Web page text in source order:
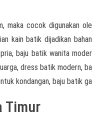
cocok digunakan
kain batik dijadikan
baju batik wanita
dress batik modern,
kondangan, baju batik
Timur